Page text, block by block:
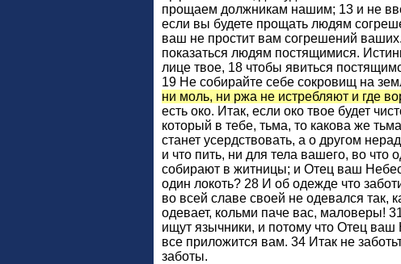
прощаем должникам нашим; 13 и не
если вы будете прощать людям
ваш не простит вам согрешений
показаться людям постящимися.
лице твое, 18 чтобы явиться
19 Не собирайте себе сокровищ на
ни моль, ни ржа не истребляют и где
есть око. Итак, если око твое будет
который в тебе, тьма, то какова же
станет усердствовать, а о другом
и что пить, ни для тела вашего, во
собирают в житницы; и Отец ваш
один локоть? 28 И об одежде что
во всей славе своей не одевался так,
одевает, кольми паче вас, маловеры!
ищут язычники, и потому что Отец
все приложится вам. 34 Итак не
заботы.